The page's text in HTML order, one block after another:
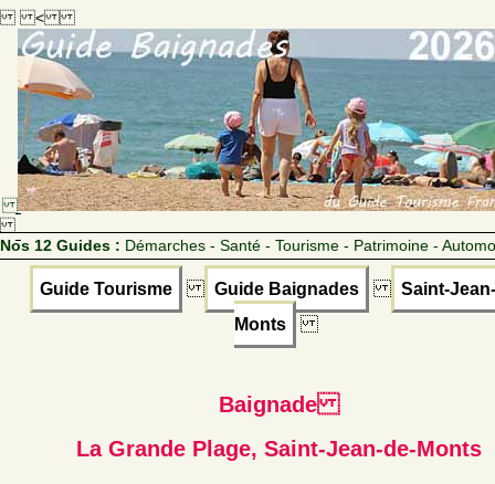
<
Nos 12 Guides : Démarches - Santé - Tourisme - Patrimoine -
Guide Tourisme Guide Baignades
Saint-
Monts
Baignade
La Grande Plage, Saint-Jean-de-Monts